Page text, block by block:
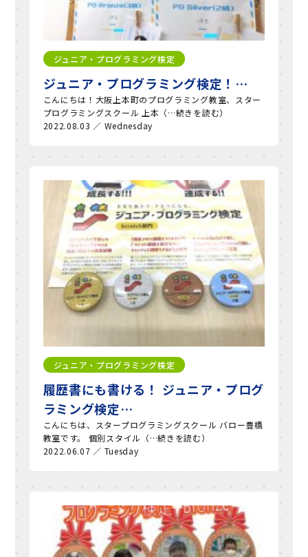
ジュニア・プログラミング検定
ジュニア・プログラミング検定！…
こんにちは！大阪上本町のプログラミング教室、スター
プログラミングスクール 上本（…続きを読む）
2022.08.03 ／ Wednesday
ジュニア・プログラミング検定
履歴書にも書ける！ ジュニア・プログ
ラミング検定…
こんにちは、スタープログラミングスクール バロー豊橋
教室です。 個別スタイル（…続きを読む）
2022.06.07 ／ Tuesday